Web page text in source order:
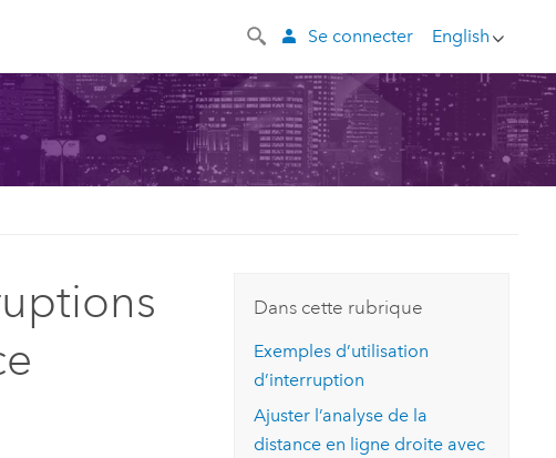
English
Se connecter
Dans cette rubrique
Exemples d’utilisation
d’interruption
Ajuster l’analyse de la
distance en ligne droite avec